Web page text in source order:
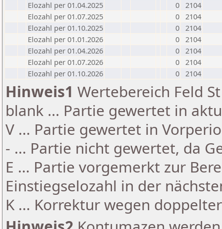
Elozahl per 01.04.2025
0 2104
Elozahl per 01.07.2025
0 2104
Elozahl per 01.10.2025
0 2104
Elozahl per 01.01.2026
0 2104
Elozahl per 01.04.2026
0 2104
Elozahl per 01.07.2026
0 2104
Elozahl per 01.10.2026
0 2104
Hinweis1 Wertebereich Feld
blank ... Partie gewertet in
V ... Partie gewertet in
- ... Partie nicht gewertet, da
E ... Partie vorgemerkt zur
Einstiegselozahl in der
K ... Korrektur wegen